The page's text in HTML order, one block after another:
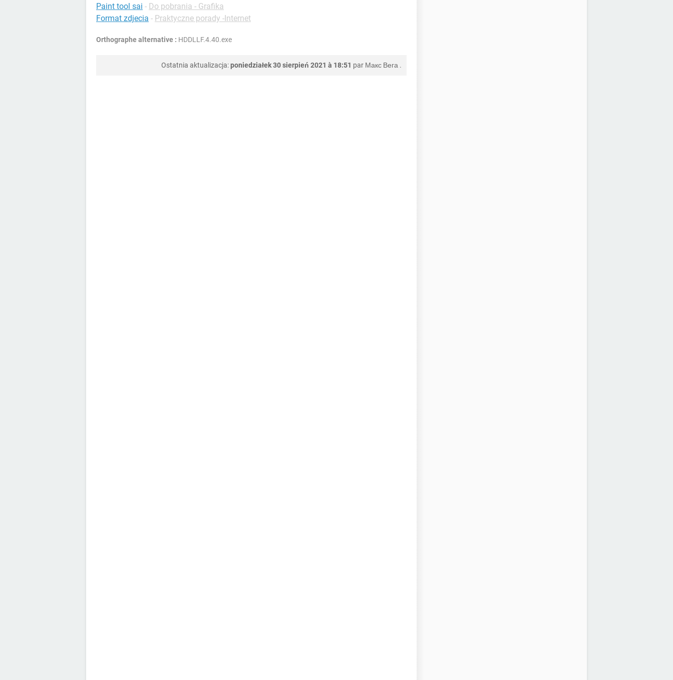
Paint tool sai - Do pobrania - Grafika
Format zdjecia - Praktyczne porady -Internet
Orthographe alternative : HDDLLF.4.40.exe
Ostatnia aktualizacja:poniedziałek 30 sierpień 2021 à 18:51 par Макс Вега .